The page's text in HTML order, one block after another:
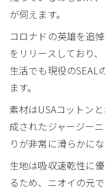
が伺えます。
コロナドの英雄を追
をリリースしており
生活でも現役のSEAL
ます。
素材はUSAコットン
成されたジャージー
りが非常に滑らかにな
生地は吸収速乾性に
るため、ニオイの元